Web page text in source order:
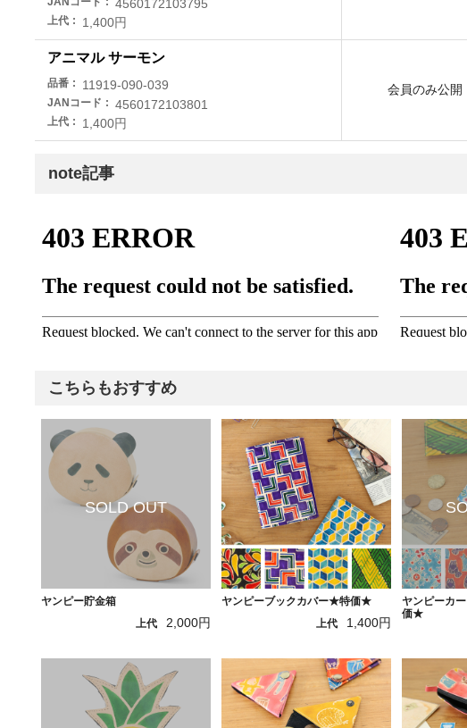
4560172103795
上代 1,400円
アニマル サーモン
品番 11919-090-039
JANコード 4560172103801
上代 1,400円
会員のみ公開
note記事
こちらもおすすめ
ヤンピー貯金箱
上代
2,000円
ヤンピーブックカバー★特価★
上代
1,400円
ヤンピーカ
価★